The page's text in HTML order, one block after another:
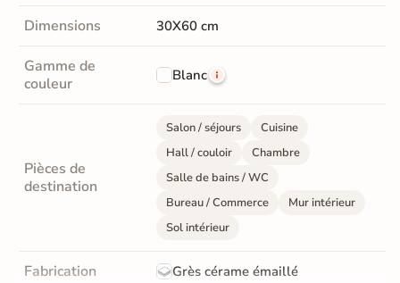
Dimensions 30X60 cm
Gamme de
couleur
Blanc
Pièces de
destination
Salon / séjours
Cuisine
Hall / couloir
Chambre
Salle de bains / WC
Bureau / Commerce
Mur intérieur
Sol intérieur
Fabrication Grès cérame émaillé